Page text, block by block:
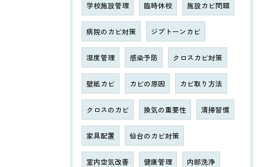
学校施設管理 臨時休校 施設カビ問題
病院のカビ対策 ジプトーンカビ
湿度管理 感染予防 クロスカビ対策
壁紙カビ カビの原因 カビ取り方法
クロスのカビ 換気の重要性 清掃習慣
家具配置 仙台のカビ対策
室内空気改善 健康管理 内部洗浄